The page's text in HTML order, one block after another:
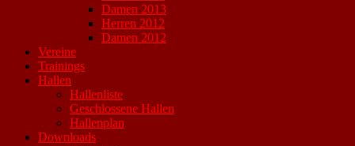
Damen 2013
Herren 2012
Damen 2012
Vereine
Trainings
Hallen
Hallenliste
Geschlossene Hallen
Hallenplan
Downloads